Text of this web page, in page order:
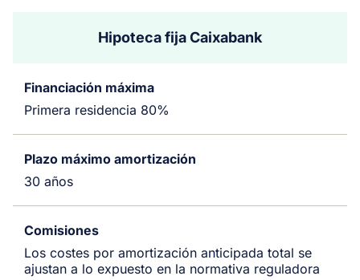
Hipoteca fija Caixabank
Financiación máxima
Primera residencia 80%
Plazo máximo amortización
30 años
Comisiones
Los costes por amortización anticipada total se
ajustan a lo expuesto en la normativa reguladora